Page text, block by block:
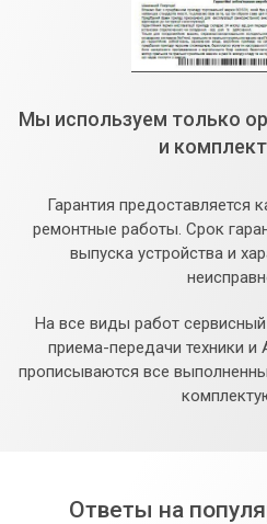
Мы используем только
и
Гарантия предоставляется
ремонтные работы. Срок
выпуска устройства и
На все виды работ
приема-передачи техники и
прописываются все
Ответы на